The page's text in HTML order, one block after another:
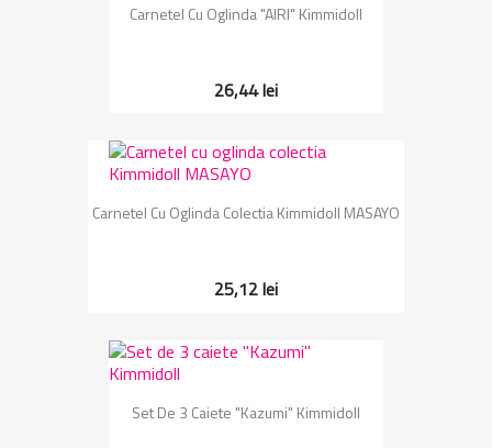
Carnetel Cu Oglinda "AIRI" Kimmidoll
26,44 lei
Carnetel Cu Oglinda Colectia Kimmidoll MASAYO
25,12 lei
Set De 3 Caiete "Kazumi" Kimmidoll